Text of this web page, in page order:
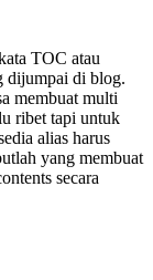
TOC atau
dijumpai di blog.
membuat multi
ribet tapi untuk
alias harus
yang membuat
secara